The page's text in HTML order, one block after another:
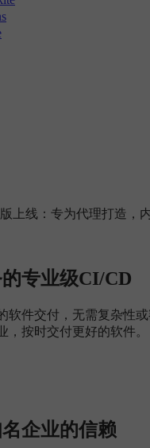
上线：专为代理打造，内
专业级CI/CD
软件交付，无需复杂性
，按时交付更好的软件。
企业的信赖